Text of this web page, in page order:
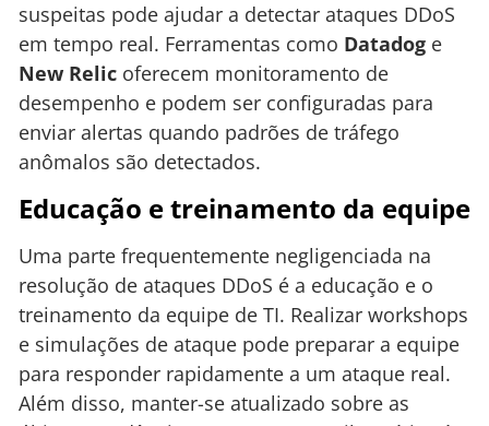
suspeitas pode ajudar a detectar ataques DDoS
em tempo real. Ferramentas como Datadog e
New Relic oferecem monitoramento de
desempenho e podem ser configuradas para
enviar alertas quando padrões de tráfego
anômalos são detectados.
Educação e treinamento da equipe
Uma parte frequentemente negligenciada na
resolução de ataques DDoS é a educação e o
treinamento da equipe de TI. Realizar workshops
e simulações de ataque pode preparar a equipe
para responder rapidamente a um ataque real.
Além disso, manter-se atualizado sobre as